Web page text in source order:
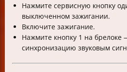
Нажмите сервисную кнопку
выключенном зажигании.
Включите зажигание.
Нажмите кнопку 1 на брелоке
синхронизацию звуковым